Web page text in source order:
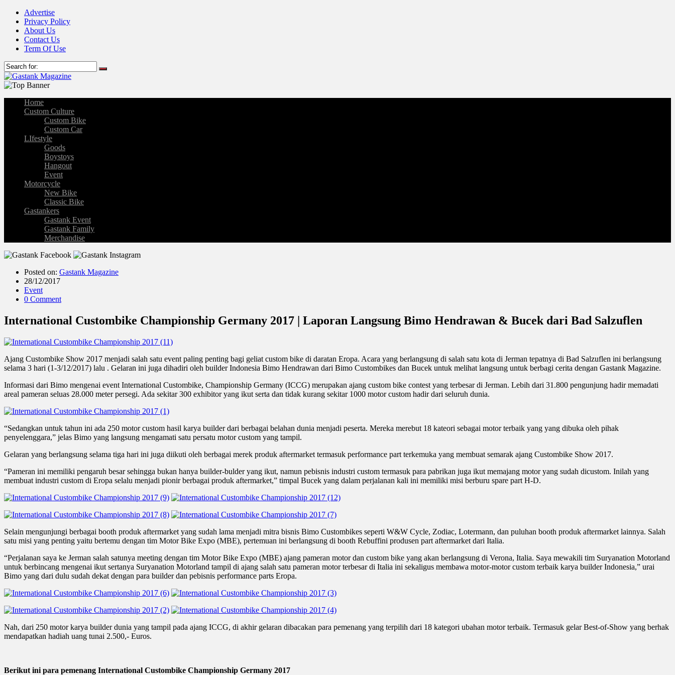
Advertise
Privacy Policy
About Us
Contact Us
Term Of Use
Home
Custom Culture
Custom Bike
Custom Car
LIfestyle
Goods
Boystoys
Hangout
Event
Motorcycle
New Bike
Classic Bike
Gastankers
Gastank Event
Gastank Family
Merchandise
Posted on: Gastank Magazine
28/12/2017
Event
0 Comment
International Custombike Championship Germany 2017 | Laporan Langsung Bimo Hendrawan & Bucek dari Bad Salzuflen
Ajang Custombike Show 2017 menjadi salah satu event paling penting bagi geliat custom bike di daratan Eropa. Acara yang berlangsung di salah satu kota di Jerman tepatnya di Bad Salzuflen ini berlangsung
selama 3 hari (1-3/12/2017) lalu . Gelaran ini juga dihadiri oleh builder Indonesia Bimo Hendrawan dari Bimo Custombikes dan Bucek untuk melihat langsung untuk berbagi cerita dengan Gastank Magazine.
Informasi dari Bimo mengenai event International Custombike, Championship Germany (ICCG) merupakan ajang custom bike contest yang terbesar di Jerman. Lebih dari 31.800 pengunjung hadir memadati
areal pameran seluas 28.000 meter persegi. Ada sekitar 300 exhibitor yang ikut serta dan tidak kurang sekitar 1000 motor custom hadir dari seluruh dunia.
“Sedangkan untuk tahun ini ada 250 motor custom hasil karya builder dari berbagai belahan dunia menjadi peserta. Mereka merebut 18 kateori sebagai motor terbaik yang yang dibuka oleh pihak
penyelenggara,” jelas Bimo yang langsung mengamati satu persatu motor custom yang tampil.
Gelaran yang berlangsung selama tiga hari ini juga diikuti oleh berbagai merek produk aftermarket termasuk performance part terkemuka yang membuat semarak ajang Custombike Show 2017.
“Pameran ini memiliki pengaruh besar sehingga bukan hanya builder-bulder yang ikut, namun pebisnis industri custom termasuk para pabrikan juga ikut memajang motor yang sudah dicustom. Inilah yang
membuat industri custom di Eropa selalu menjadi pionir berbagai produk aftermarket,” timpal Bucek yang dalam perjalanan kali ini memiliki misi berburu spare part H-D.
Selain mengunjungi berbagai booth produk aftermarket yang sudah lama menjadi mitra bisnis Bimo Custombikes seperti W&W Cycle, Zodiac, Lotermann, dan puluhan booth produk aftermarket lainnya. Salah
satu misi yang penting yaitu bertemu dengan tim Motor Bike Expo (MBE), pertemuan ini berlangsung di booth Rebuffini produsen part aftermarket dari Italia.
“Perjalanan saya ke Jerman salah satunya meeting dengan tim Motor Bike Expo (MBE) ajang pameran motor dan custom bike yang akan berlangsung di Verona, Italia. Saya mewakili tim Suryanation Motorland
untuk berbincang mengenai ikut sertanya Suryanation Motorland tampil di ajang salah satu pameran motor terbesar di Italia ini sekaligus membawa motor-motor custom terbaik karya builder Indonesia,” urai
Bimo yang dari dulu sudah dekat dengan para builder dan pebisnis performance parts Eropa.
Nah, dari 250 motor karya builder dunia yang tampil pada ajang ICCG, di akhir gelaran dibacakan para pemenang yang terpilih dari 18 kategori ubahan motor terbaik. Termasuk gelar Best-of-Show yang berhak
mendapatkan hadiah uang tunai 2.500,- Euros.
Berikut ini para pemenang International Custombike Championship Germany 2017